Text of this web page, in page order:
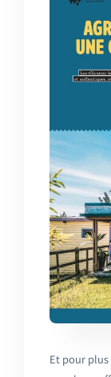
Et pour plus